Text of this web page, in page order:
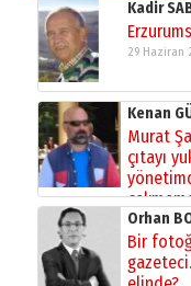
Kadir
29 Haziran
Kenan
Murat
çıtayı
17 Şubat 2026 SalıOrhan
Bir